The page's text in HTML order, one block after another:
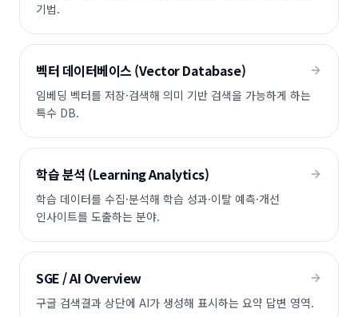
기법.
벡터 데이터베이스 (Vector Database)
임베딩 벡터를 저장·검색해 의미 기반 검색을 가능하게 하는
특수 DB.
학습 분석 (Learning Analytics)
학습 데이터를 수집·분석해 학습 성과·이탈 예측·개선
인사이트를 도출하는 분야.
SGE / AI Overview
구글 검색결과 상단에 AI가 생성해 표시하는 요약 답변 영역.